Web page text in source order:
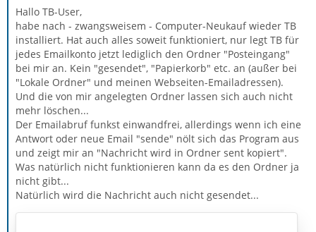
Hallo TB-User,
habe nach - zwangsweisem - Computer-Neukauf wieder TB
installiert. Hat auch alles soweit funktioniert, nur legt TB für
jedes Emailkonto jetzt lediglich den Ordner "Posteingang"
bei mir an. Kein "gesendet", "Papierkorb" etc. an (außer bei
"Lokale Ordner" und meinen Webseiten-Emailadressen).
Und die von mir angelegten Ordner lassen sich auch nicht
mehr löschen...
Der Emailabruf funkst einwandfrei, allerdings wenn ich eine
Antwort oder neue Email "sende" nölt sich das Program aus
und zeigt mir an "Nachricht wird in Ordner sent kopiert".
Was natürlich nicht funktionieren kann da es den Ordner ja
nicht gibt...
Natürlich wird die Nachricht auch nicht gesendet...